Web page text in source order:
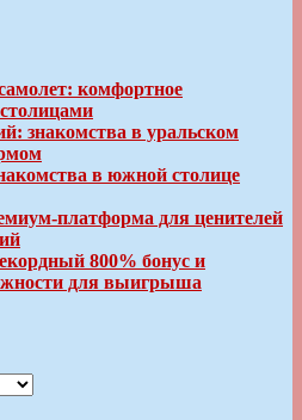
комфортное
знакомства в уральском
в южной столице
платформа для ценителей
800% бонус и
для выигрыша